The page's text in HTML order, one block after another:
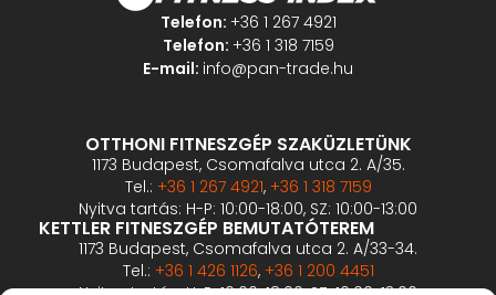
Telefon: +36 1 267 4921
Telefon: +36 1 318 7159
E-mail: info@pan-trade.hu
OTTHONI FITNESZGÉP SZAKÜZLETÜNK
1173 Budapest, Csomafalva utca 2. A/35.
Tel.: +36 1 267 4921, +36 1 318 7159
Nyitva tartás: H-P: 10:00-18:00, SZ: 10:00-13:00
KETTLER FITNESZGÉP BEMUTATÓTEREM
1173 Budapest, Csomafalva utca 2. A/33-34.
Tel.: +36 1 426 1126, +36 1 200 4451